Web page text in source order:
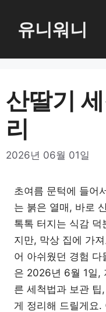
로
뛰
기
유니워니
산딸기
리
2026년 06월 01일
초여름 문턱에 들어
는 붉은 열매, 바로
톡톡 터지는 식감
지만, 막상 집에 가
어 아쉬웠던 경험
은 2026년 6월 1일,
른 세척법과 보관
게 정리해 드릴게요